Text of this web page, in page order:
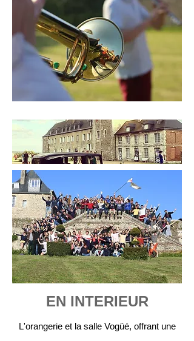
EN INTERIEUR
L'orangerie et la salle Vogüé, offrant une